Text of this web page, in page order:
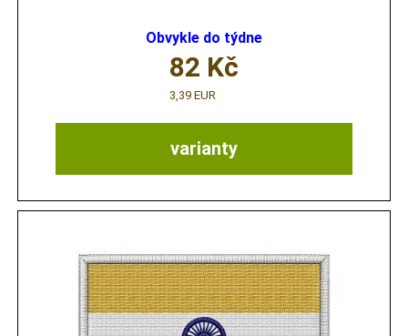
Obvykle do týdne
varianty
82 Kč
3,39 EUR